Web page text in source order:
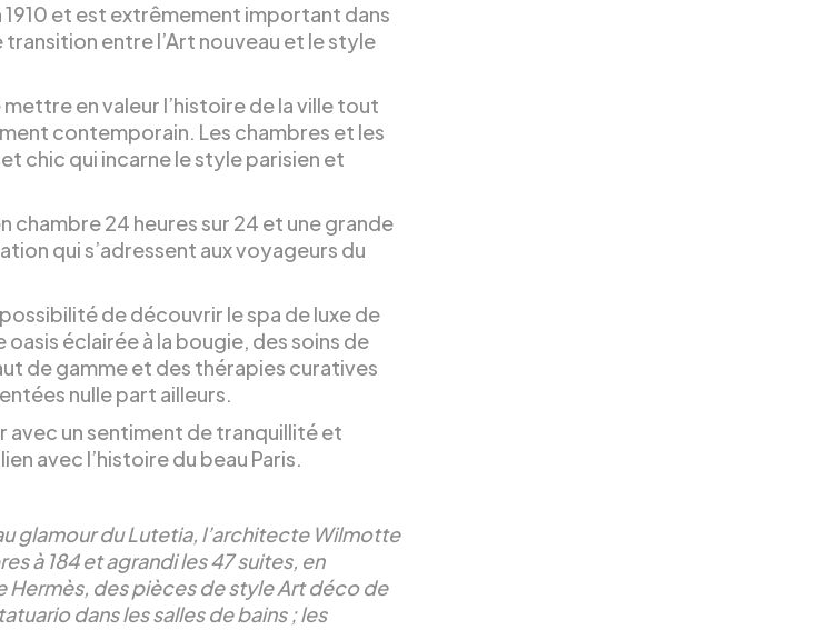
1910 et est extrêmement important dans
transition entre l’Art nouveau et le style
en valeur l’histoire de la ville tout
contemporain. Les chambres et les
chic qui incarne le style parisien et
chambre 24 heures sur 24 et une grande
qui s’adressent aux voyageurs du
de découvrir le spa de luxe de
éclairée à la bougie, des soins de
de gamme et des thérapies curatives
nulle part ailleurs.
avec un sentiment de tranquillité et
avec l’histoire du beau Paris.
glamour du Lutetia, l’architecte Wilmotte
à 184 et agrandi les 47 suites, en
Hermès, des pièces de style Art déco de
dans les salles de bains ; les